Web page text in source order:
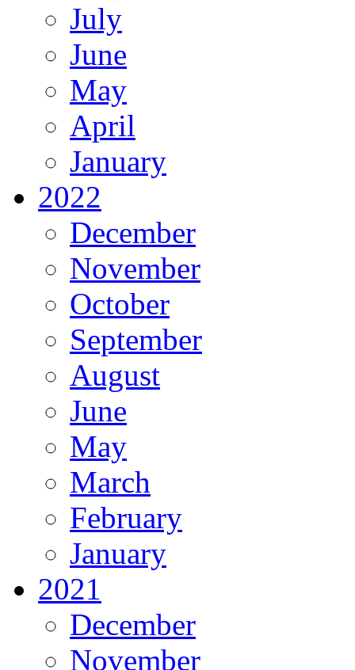
July
June
May
April
January
2022
December
November
October
September
August
June
May
March
February
January
2021
December
November